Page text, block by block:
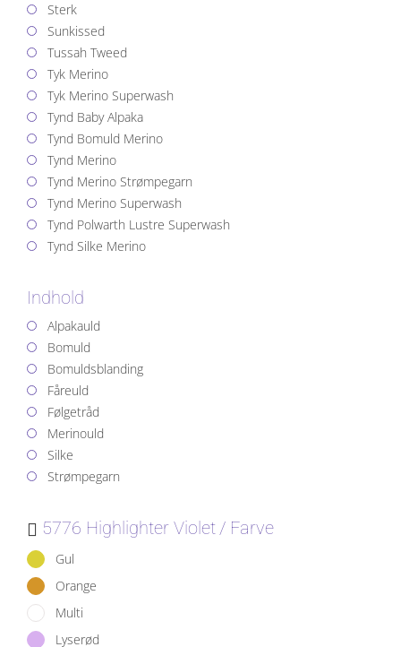
Sterk
Sunkissed
Tussah Tweed
Tyk Merino
Tyk Merino Superwash
Tynd Baby Alpaka
Tynd Bomuld Merino
Tynd Merino
Tynd Merino Strømpegarn
Tynd Merino Superwash
Tynd Polwarth Lustre Superwash
Tynd Silke Merino
Indhold
Alpakauld
Bomuld
Bomuldsblanding
Fåreuld
Følgetråd
Merinould
Silke
Strømpegarn
5776 Highlighter Violet Farve
Gul
Orange
Multi
Lyserød